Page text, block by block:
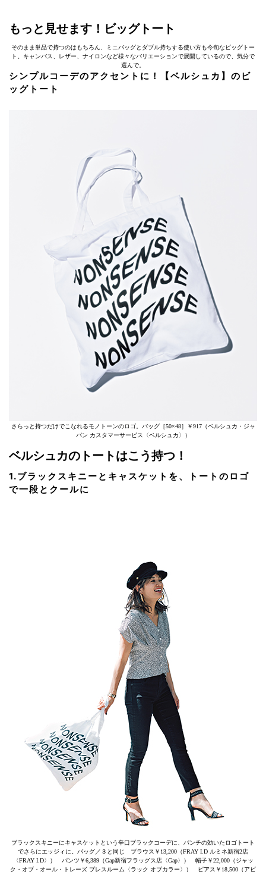
もっと見せます！ビッグトート
そのまま単品で持つのはもちろん、ミニバッグとダブル持ちする使い方も今旬なビッグトー
ト。キャンバス、レザー、ナイロンなど様々なバリエーションで展開しているので、気分で
選んで。
シンプルコーデのアクセントに！【ベルシュカ】のビ
ッグトート
さらっと持つだけでこなれるモノトーンのロゴ。バッグ［50×48］￥917（ベルシュカ・ジャ
パン カスタマーサービス〈ベルシュカ〉）
ベルシュカのトートはこう持つ！
1.ブラックスキニーとキャスケットを、トートのロゴ
で一段とクールに
ブラックスキニーにキャスケットという辛口ブラックコーデに、パンチの効いたロゴトート
でさらにエッジィに。バッグ／３と同じ ブラウス￥13,200（FRAY I.D ルミネ新宿2店
〈FRAY I.D〉） パンツ￥6,389（Gap新宿フラッグス店〈Gap〉） 帽子￥22,000（ジャッ
ク・オブ・オール・トレーズ プレスルーム〈ラック オブカラー〉） ピアス￥18,500（アビ